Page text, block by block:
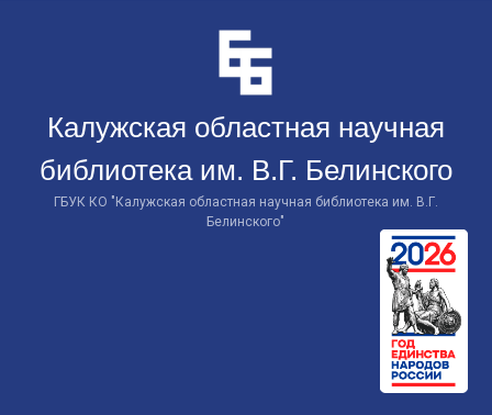
Калужская областная научная
библиотека им. В.Г. Белинского
ГБУК КО "Калужская областная научная библиотека им. В.Г.
Белинского"